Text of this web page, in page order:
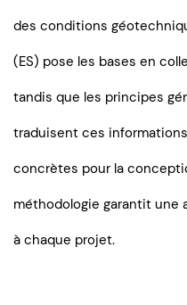
des conditions
(ES) pose les bases en
tandis que les principes
traduisent ces
concrètes pour la
méthodologie garantit
à chaque projet.